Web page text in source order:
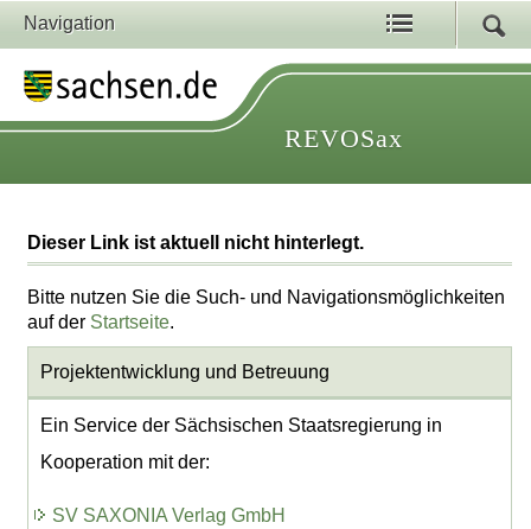
Navigation
REVOSax
Dieser Link ist aktuell nicht hinterlegt.
Bitte nutzen Sie die Such- und Navigationsmöglichkeiten
auf der Startseite.
Projektentwicklung und Betreuung
Ein Service der Sächsischen Staatsregierung in
Kooperation mit der:
SV SAXONIA Verlag GmbH